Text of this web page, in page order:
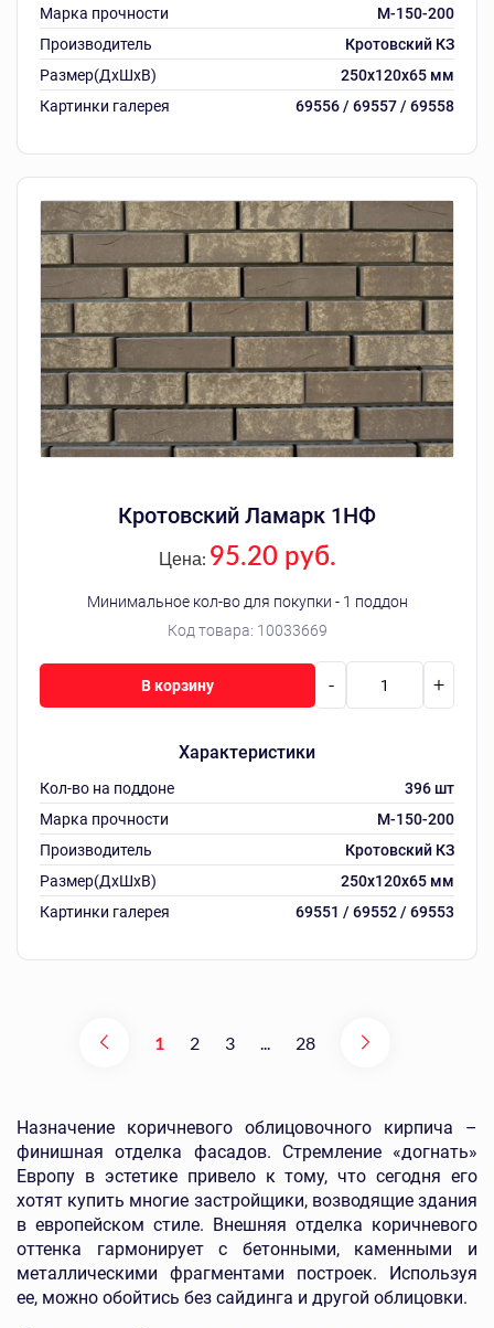
Марка прочности
М-150-200
Производитель
Кротовский КЗ
Размер(ДхШхВ)
250х120х65 мм
Картинки галерея
69556 / 69557 / 69558
Кротовский Ламарк 1НФ
Код товара: 10033669
Цена: 95.20 руб.
Минимальное кол-во для покупки - 1 поддон
Характеристики
Кол-во на поддоне
396 шт
Марка прочности
М-150-200
Производитель
Кротовский КЗ
Размер(ДхШхВ)
250х120х65 мм
Картинки галерея
69551 / 69552 / 69553
- +
В корзину
1 2 3 28
Назначение коричневого облицовочного кирпича –
финишная отделка фасадов. Стремление «догнать»
Европу в эстетике привело к тому, что сегодня его
хотят купить многие застройщики, возводящие здания
в европейском стиле. Внешняя отделка коричневого
оттенка гармонирует с бетонными, каменными и
металлическими фрагментами построек. Используя
ее, можно обойтись без сайдинга и другой облицовки.